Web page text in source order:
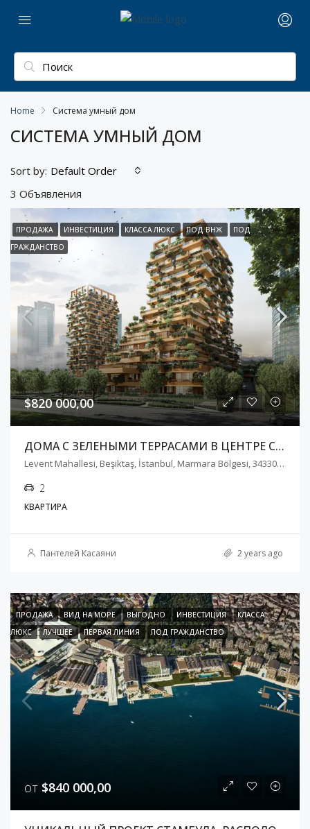
Home Система умный дом
СИСТЕМА УМНЫЙ ДОМ
3 Объявления
Sort by: Default Order
ПРОДАЖА ИНВЕСТИЦИЯ КЛАССА ЛЮКС ПОД ВНЖ
ПОД
ГРАЖДАНСТВО
$820 000,00
ДОМА С ЗЕЛЕНЫМИ ТЕРРАСАМИ В ЦЕНТРЕ СТАМБУЛА
Levent Mahallesi, Beşiktaş, İstanbul, Marmara Bölgesi, 34330, Türkiye
2
КВАРТИРА
Пантелей Касаяни 2 years ago
ПРОДАЖА ВИД НА МОРЕ ВЫГОДНО ИНВЕСТИЦИЯ
КЛАССА
ЛЮКС
ЛУЧШЕЕ ПЕРВАЯ ЛИНИЯ ПОД ГРАЖДАНСТВО
от $840 000,00